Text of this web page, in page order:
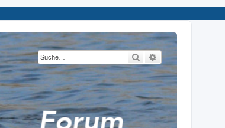
Suche Erweiterte Suche